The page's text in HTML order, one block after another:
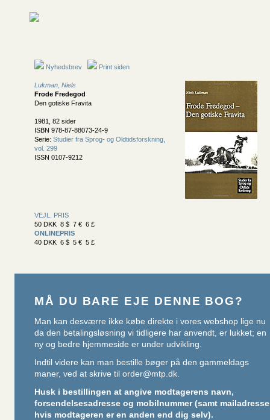
Nyhedsbrev Print siden
Lukman, Niels
Frode Fredegod
Den gotiske Fravita
1981, 82 sider
ISBN 978-87-88073-24-9
Serie: Studier fra Sprog- og Oldtidsforskning,
vol. 299
ISSN 0107-9212
VEJL. PRIS
50 DKK 8 $ 7 € 6 £
ONLINEPRIS
40 DKK 6 $ 5 € 5 £
MÅ DU BARE EJE DENNE BOG?
Man kan desværre ikke købe direkte i vores webshop lige nu
da den betalingsløsning vi tidligere har anvendt, er lukket; en
ny og bedre hjemmeside er under udvikling.
Indtil videre kan man bestille bøger på den gammeldags
maner, ved at skrive til order@mtp.dk.
Husk i bestillingen at angive modtagerens navn,
forsendelsesadresse og mobilnummer (samt mailadresse
hvis modtageren er en anden end dig selv).